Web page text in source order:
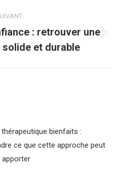
Article
suivant
:
: retrouver une
et durable
bienfaits :
ce que cette approche peut
apporter